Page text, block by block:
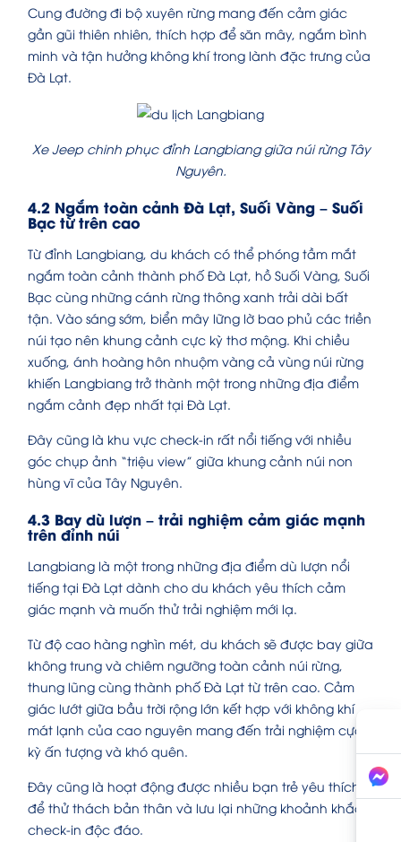
Cung đường đi bộ xuyên rừng mang đến cảm giác
gần gũi thiên nhiên, thích hợp để săn mây, ngắm bình
minh và tận hưởng không khí trong lành đặc trưng của
Đà Lạt.
Xe Jeep chinh phục đỉnh Langbiang giữa núi rừng Tây
Nguyên.
4.2 Ngắm toàn cảnh Đà Lạt, Suối Vàng – Suối
Bạc từ trên cao
Từ đỉnh Langbiang, du khách có thể phóng tầm mắt
ngắm toàn cảnh thành phố Đà Lạt, hồ Suối Vàng, Suối
Bạc cùng những cánh rừng thông xanh trải dài bất
tận. Vào sáng sớm, biển mây lững lờ bao phủ các triền
núi tạo nên khung cảnh cực kỳ thơ mộng. Khi chiều
xuống, ánh hoàng hôn nhuộm vàng cả vùng núi rừng
khiến Langbiang trở thành một trong những địa điểm
ngắm cảnh đẹp nhất tại Đà Lạt.
Đây cũng là khu vực check-in rất nổi tiếng với nhiều
góc chụp ảnh “triệu view” giữa khung cảnh núi non
hùng vĩ của Tây Nguyên.
4.3 Bay dù lượn – trải nghiệm cảm giác mạnh
trên đỉnh núi
Langbiang là một trong những địa điểm dù lượn nổi
tiếng tại Đà Lạt dành cho du khách yêu thích cảm
giác mạnh và muốn thử trải nghiệm mới lạ.
Từ độ cao hàng nghìn mét, du khách sẽ được bay giữa
không trung và chiêm ngưỡng toàn cảnh núi rừng,
thung lũng cùng thành phố Đà Lạt từ trên cao. Cảm
giác lướt giữa bầu trời rộng lớn kết hợp với không khí
mát lạnh của cao nguyên mang đến trải nghiệm cực
kỳ ấn tượng và khó quên.
Đây cũng là hoạt động được nhiều bạn trẻ yêu thích
để thử thách bản thân và lưu lại những khoảnh khắc
check-in độc đáo.